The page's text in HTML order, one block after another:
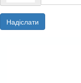
Надіслати